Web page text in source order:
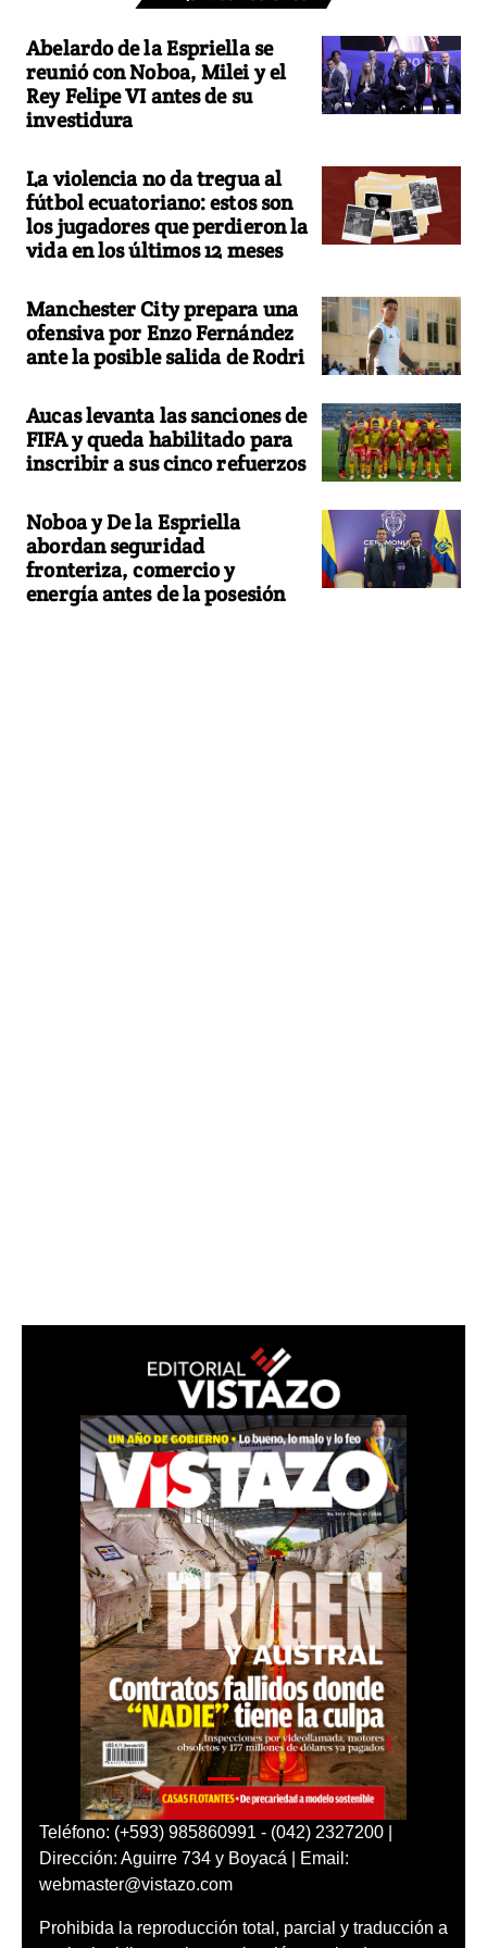
Abelardo de la Espriella se
reunió con Noboa, Milei y el
Rey Felipe VI antes de su
investidura
La violencia no da tregua al
fútbol ecuatoriano: estos son
los jugadores que perdieron la
vida en los últimos 12 meses
Manchester City prepara una
ofensiva por Enzo Fernández
ante la posible salida de Rodri
Aucas levanta las sanciones de
FIFA y queda habilitado para
inscribir a sus cinco refuerzos
Noboa y De la Espriella
abordan seguridad
fronteriza, comercio y
energía antes de la posesión
Teléfono: (+593) 985860991 - (042) 2327200 |
Dirección: Aguirre 734 y Boyacá | Email:
webmaster@vistazo.com
Prohibida la reproducción total, parcial y traducción a